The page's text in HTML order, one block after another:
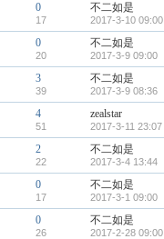
0
17
不二如是
2017-3-10 09:00
0
20
不二如是
2017-3-9 09:00
3
39
不二如是
2017-3-9 08:36
4
51
zealstar
2017-3-11 23:07
2
22
不二如是
2017-3-4 13:44
0
17
不二如是
2017-3-1 09:00
0
26
不二如是
2017-2-28 09:00